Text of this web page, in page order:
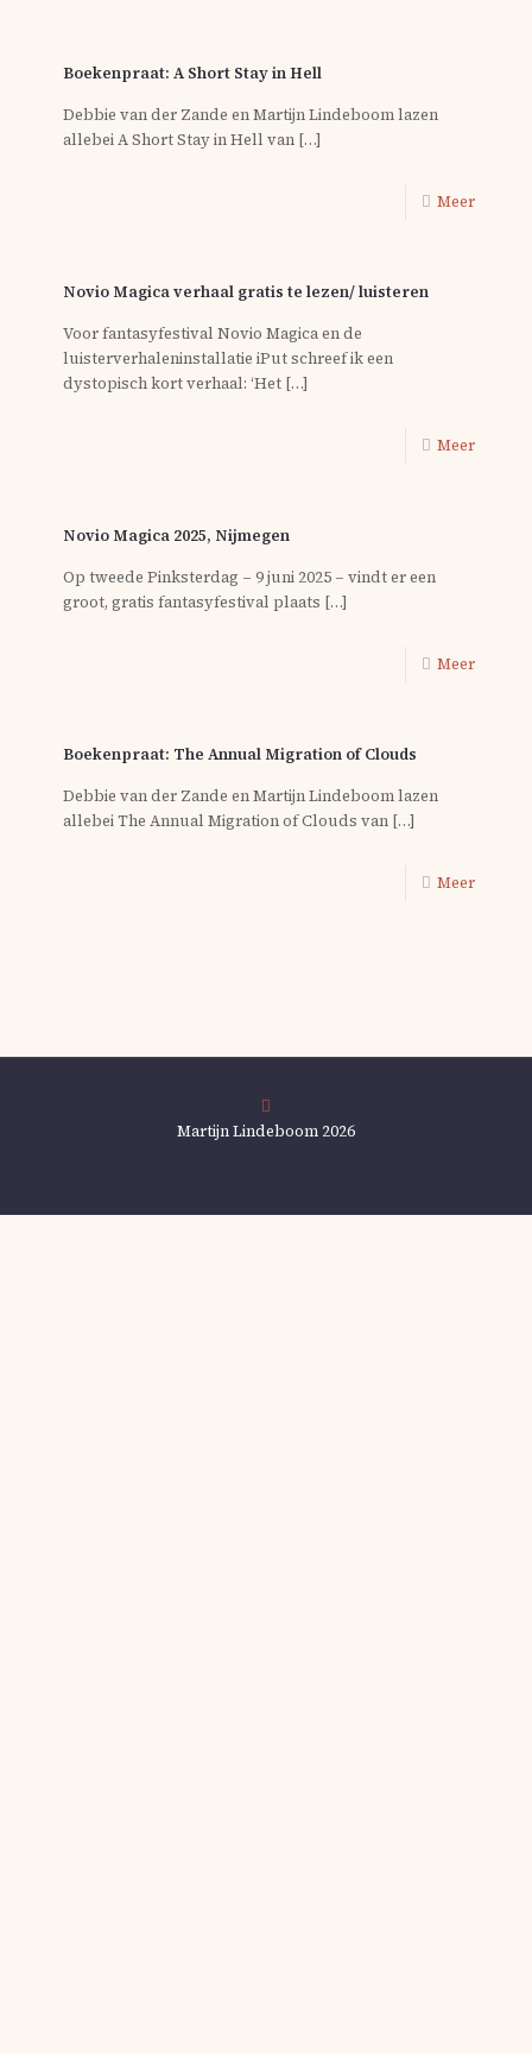
Boekenpraat: A Short Stay in Hell
Debbie van der Zande en Martijn Lindeboom lazen
allebei A Short Stay in Hell van […]
Meer
Novio Magica verhaal gratis te lezen/ luisteren
Voor fantasyfestival Novio Magica en de
luisterverhaleninstallatie iPut schreef ik een
dystopisch kort verhaal: ‘Het […]
Meer
Novio Magica 2025, Nijmegen
Op tweede Pinksterdag – 9 juni 2025 – vindt er een
groot, gratis fantasyfestival plaats […]
Meer
Boekenpraat: The Annual Migration of Clouds
Debbie van der Zande en Martijn Lindeboom lazen
allebei The Annual Migration of Clouds van […]
Meer
Martijn Lindeboom 2026